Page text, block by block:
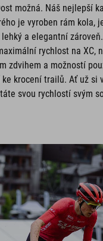
možná. Náš nejlepší
je vyroben rám kola,
a elegantní
rychlost na XC,
zdvihem a možností
krocení trailů. Ať už si
svou rychlostí svým